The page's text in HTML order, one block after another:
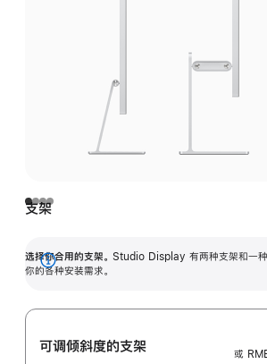
支架
选择你合用的支架。 Studio Display 有两种支架和一种
你的各种安装需求。
展
可调倾斜度的支架
或